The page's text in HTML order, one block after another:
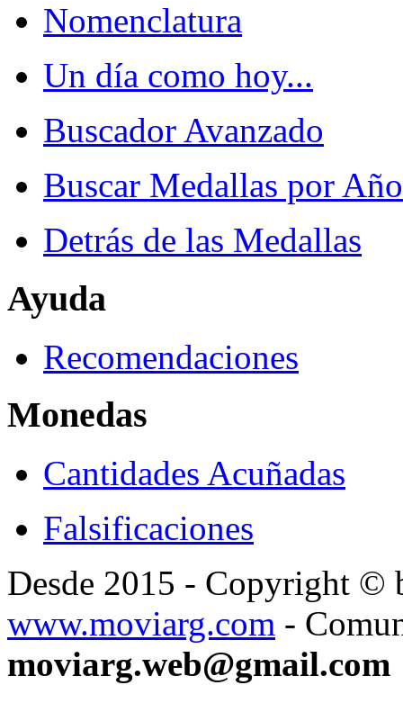
Nomenclatura
Un día como hoy...
Buscador Avanzado
Buscar Medallas por Año
Detrás de las Medallas
Ayuda
Recomendaciones
Monedas
Cantidades Acuñadas
Falsificaciones
Desde 2015 - Copyright ©
www.moviarg.com -
moviarg.web@gmail.com